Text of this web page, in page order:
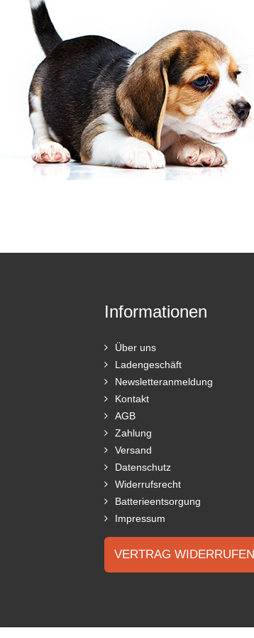
Informationen
Über uns
Ladengeschäft
Newsletteranmeldung
Kontakt
AGB
Zahlung
Versand
Datenschutz
Widerrufsrecht
Batterieentsorgung
Impressum
VERTRAG WIDERRUFEN